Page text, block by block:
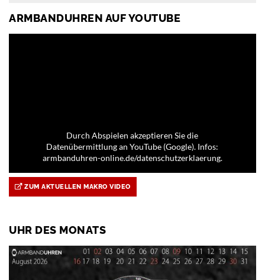
ARMBANDUHREN AUF YOUTUBE
Durch Abspielen akzeptieren Sie die
Datenübermittlung an YouTube (Google). Infos:
armbanduhren-online.de/datenschutzerklaerung.
ZUM AKTUELLEN MAKRO VIDEO
UHR DES MONATS